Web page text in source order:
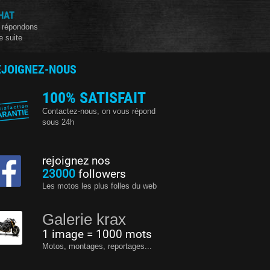
suite
NOUS
100% SATISFAIT
Contactez-nous, on vous répond
sous 24h
rejoignez nos
23000followers
Les motos les plus folles du web
Galerie krax
1 image = 1000 mots
Motos, montages, reportages...